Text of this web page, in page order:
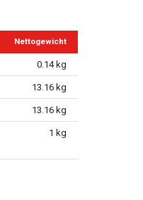
Nettogewicht
0.14 kg
13.16 kg
13.16 kg
1 kg